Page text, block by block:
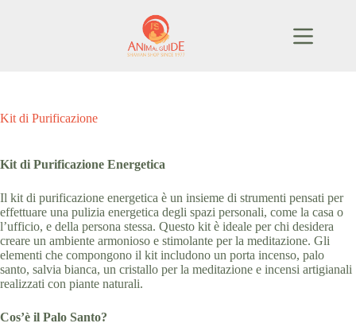
Kit di Purificazione
Kit di Purificazione Energetica
Il kit di purificazione energetica è un insieme di strumenti pensati per
effettuare una pulizia energetica degli spazi personali, come la casa o
l’ufficio, e della persona stessa. Questo kit è ideale per chi desidera
creare un ambiente armonioso e stimolante per la meditazione. Gli
elementi che compongono il kit includono un porta incenso, palo
santo, salvia bianca, un cristallo per la meditazione e incensi artigianali
realizzati con piante naturali.
Cos’è il Palo Santo?